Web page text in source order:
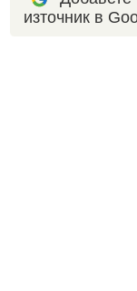
източник в